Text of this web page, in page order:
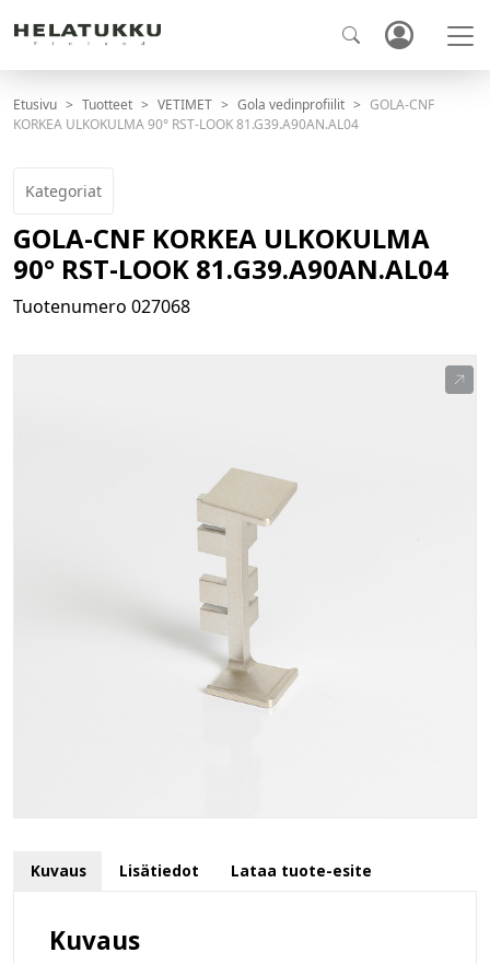
Etusivu Tuotteet VETIMET Gola vedinprofiilit
GOLA-CNF
KORKEA ULKOKULMA 90° RST-LOOK 81.G39.A90AN.AL04
Kategoriat
GOLA-CNF KORKEA ULKOKULMA
90° RST-LOOK 81.G39.A90AN.AL04
Tuotenumero 027068
Kuvaus Lisätiedot Lataa tuote-esite
Kuvaus